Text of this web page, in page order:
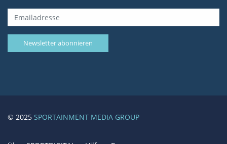
© 2025 SPORTAINMENT MEDIA GROUP